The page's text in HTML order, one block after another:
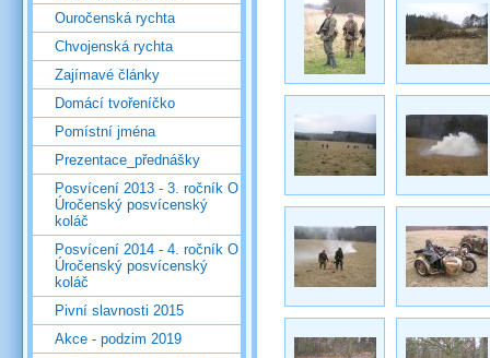
Ouročenská rychta
Chvojenská rychta
Zajímavé články
Domácí tvořeníčko
Pomístní jména
Prezentace_přednášky
Posvícení 2013 - 3. ročník O
Úročenský posvícenský
koláč
Posvícení 2014 - 4. ročník O
Úročenský posvícenský
koláč
Pivní slavnosti 2015
Akce - podzim 2019